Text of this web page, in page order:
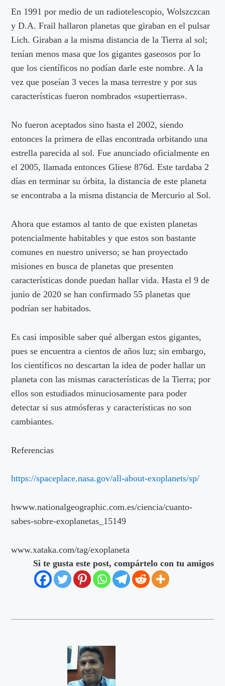
En 1991 por medio de un radiotelescopio, Wolszczcan
y D.A. Frail hallaron planetas que giraban en el pulsar
Lich. Giraban a la misma distancia de la Tierra al sol;
tenían menos masa que los gigantes gaseosos por lo
que los científicos no podían darle este nombre. A la
vez que poseían 3 veces la masa terrestre y por sus
características fueron nombrados «supertierras».
No fueron aceptados sino hasta el 2002, siendo
entonces la primera de ellas encontrada orbitando una
estrella parecida al sol. Fue anunciado oficialmente en
el 2005, llamada entonces Gliese 876d. Este tardaba 2
días en terminar su órbita, la distancia de este planeta
se encontraba a la misma distancia de Mercurio al Sol.
Ahora que estamos al tanto de que existen planetas
potencialmente habitables y que estos son bastante
comunes en nuestro universo; se han proyectado
misiones en busca de planetas que presenten
características donde puedan hallar vida. Hasta el 9 de
junio de 2020 se han confirmado 55 planetas que
podrían ser habitados.
Es casi imposible saber qué albergan estos gigantes,
pues se encuentra a cientos de años luz; sin embargo,
los científicos no descartan la idea de poder hallar un
planeta con las mismas características de la Tierra; por
ellos son estudiados minuciosamente para poder
detectar si sus atmósferas y características no son
cambiantes.
Referencias
https://spaceplace.nasa.gov/all-about-exoplanets/sp/
hwww.nationalgeographic.com.es/ciencia/cuanto-
sabes-sobre-exoplanetas_15149
www.xataka.com/tag/exoplaneta
Si te gusta este post, compártelo con tu amigos